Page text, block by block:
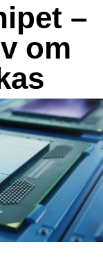
–
om